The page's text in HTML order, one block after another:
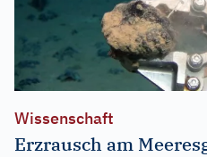
Wissenschaft
Erzrausch am